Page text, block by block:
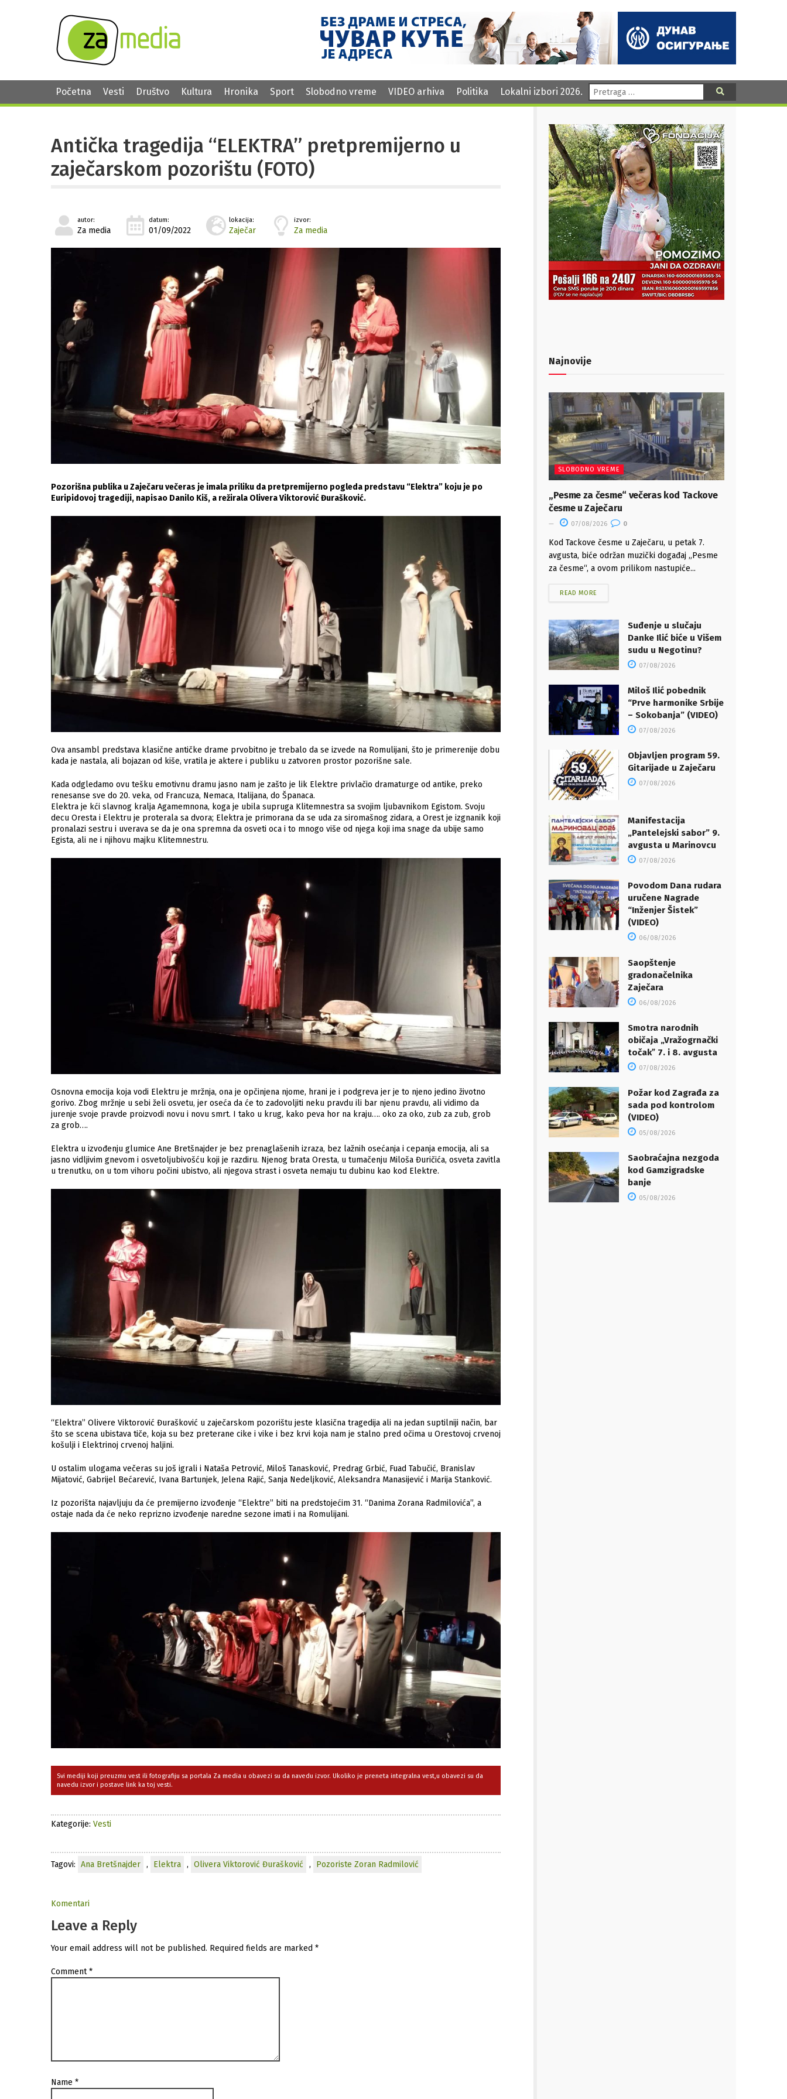
Početna Vesti Društvo Kultura Hronika Sport Slobodno vreme VIDEO arhiva Politika Lokalni izbori 2026. Pretraga:
Antička tragedija “ELEKTRA” pretpremijerno u
zaječarskom pozorištu (FOTO)
autor:
Za media
datum:
01/09/2022
lokacija:
Zaječar
izvor:
Za media
Pozorišna publika u Zaječaru večeras je imala priliku da pretpremijerno pogleda predstavu “Elektra” koju je po
Euripidovoj tragediji, napisao Danilo Kiš, a režirala Olivera Viktorović Đurašković.
Ova ansambl predstava klasične antičke drame prvobitno je trebalo da se izvede na Romulijani, što je primerenije dobu
kada je nastala, ali bojazan od kiše, vratila je aktere i publiku u zatvoren prostor pozorišne sale.
Kada odgledamo ovu tešku emotivnu dramu jasno nam je zašto je lik Elektre privlačio dramaturge od antike, preko
renesanse sve do 20. veka, od Francuza, Nemaca, Italijana, do Španaca.
Elektra je kći slavnog kralja Agamemnona, koga je ubila supruga Klitemnestra sa svojim ljubavnikom Egistom. Svoju
decu Oresta i Elektru je proterala sa dvora; Elektra je primorana da se uda za siromašnog zidara, a Orest je izgnanik koji
pronalazi sestru i uverava se da je ona spremna da osveti oca i to mnogo više od njega koji ima snage da ubije samo
Egista, ali ne i njihovu majku Klitemnestru.
Osnovna emocija koja vodi Elektru je mržnja, ona je opčinjena njome, hrani je i podgreva jer je to njeno jedino životno
gorivo. Zbog mržnje u sebi želi osvetu, jer oseća da će to zadovoljiti neku pravdu ili bar njenu pravdu, ali vidimo da
jurenje svoje pravde proizvodi novu i novu smrt. I tako u krug, kako peva hor na kraju…. oko za oko, zub za zub, grob
za grob….
Elektra u izvođenju glumice Ane Bretšnajder je bez prenaglašenih izraza, bez lažnih osećanja i cepanja emocija, ali sa
jasno vidljivim gnevom i osvetoljubivošću koji je razdiru. Njenog brata Oresta, u tumačenju Miloša Đuričića, osveta zavitla
u trenutku, on u tom vihoru počini ubistvo, ali njegova strast i osveta nemaju tu dubinu kao kod Elektre.
“Elektra” Olivere Viktorović Đurašković u zaječarskom pozorištu jeste klasična tragedija ali na jedan suptilniji način, bar
što se scena ubistava tiče, koja su bez preterane cike i vike i bez krvi koja nam je stalno pred očima u Orestovoj crvenoj
košulji i Elektrinoj crvenoj haljini.
U ostalim ulogama večeras su još igrali i Nataša Petrović, Miloš Tanasković, Predrag Grbić, Fuad Tabučić, Branislav
Mijatović, Gabrijel Bećarević, Ivana Bartunjek, Jelena Rajić, Sanja Nedeljković, Aleksandra Manasijević i Marija Stanković.
Iz pozorišta najavljuju da će premijerno izvođenje “Elektre” biti na predstojećim 31. “Danima Zorana Radmilovića”, a
ostaje nada da će neko reprizno izvođenje naredne sezone imati i na Romulijani.
Svi mediji koji preuzmu vest ili fotografiju sa portala Za media u obavezi su da navedu izvor. Ukoliko je preneta integralna vest,u obavezi su da
navedu izvor i postave link ka toj vesti.
Kategorije: Vesti
Tagovi: Ana Bretšnajder , Elektra , Olivera Viktorović Đurašković , Pozoriste Zoran Radmilović
Komentari
Leave a Reply
Your email address will not be published. Required fields are marked *
Comment*
Name *
Najnovije
SLOBODNO VREME
„Pesme za česme“ večeras kod Tackove
česme u Zaječaru
07/08/2026 0
Kod Tackove česme u Zaječaru, u petak 7.
avgusta, biće održan muzički događaj „Pesme
za česme“, a ovom prilikom nastupiće...
READ MORE
Suđenje u slučaju
Danke Ilić biće u Višem
sudu u Negotinu?
07/08/2026
Miloš Ilić pobednik
“Prve harmonike Srbije
– Sokobanja” (VIDEO)
07/08/2026
Objavljen program 59.
Gitarijade u Zaječaru
07/08/2026
Manifestacija
„Pantelejski sabor” 9.
avgusta u Marinovcu
07/08/2026
Povodom Dana rudara
uručene Nagrade
“Inženjer Šistek”
(VIDEO)
06/08/2026
Saopštenje
gradonačelnika
Zaječara
06/08/2026
Smotra narodnih
običaja „Vražogrnački
točakˮ 7. i 8. avgusta
07/08/2026
Požar kod Zagrađa za
sada pod kontrolom
(VIDEO)
05/08/2026
Saobraćajna nezgoda
kod Gamzigradske
banje
05/08/2026